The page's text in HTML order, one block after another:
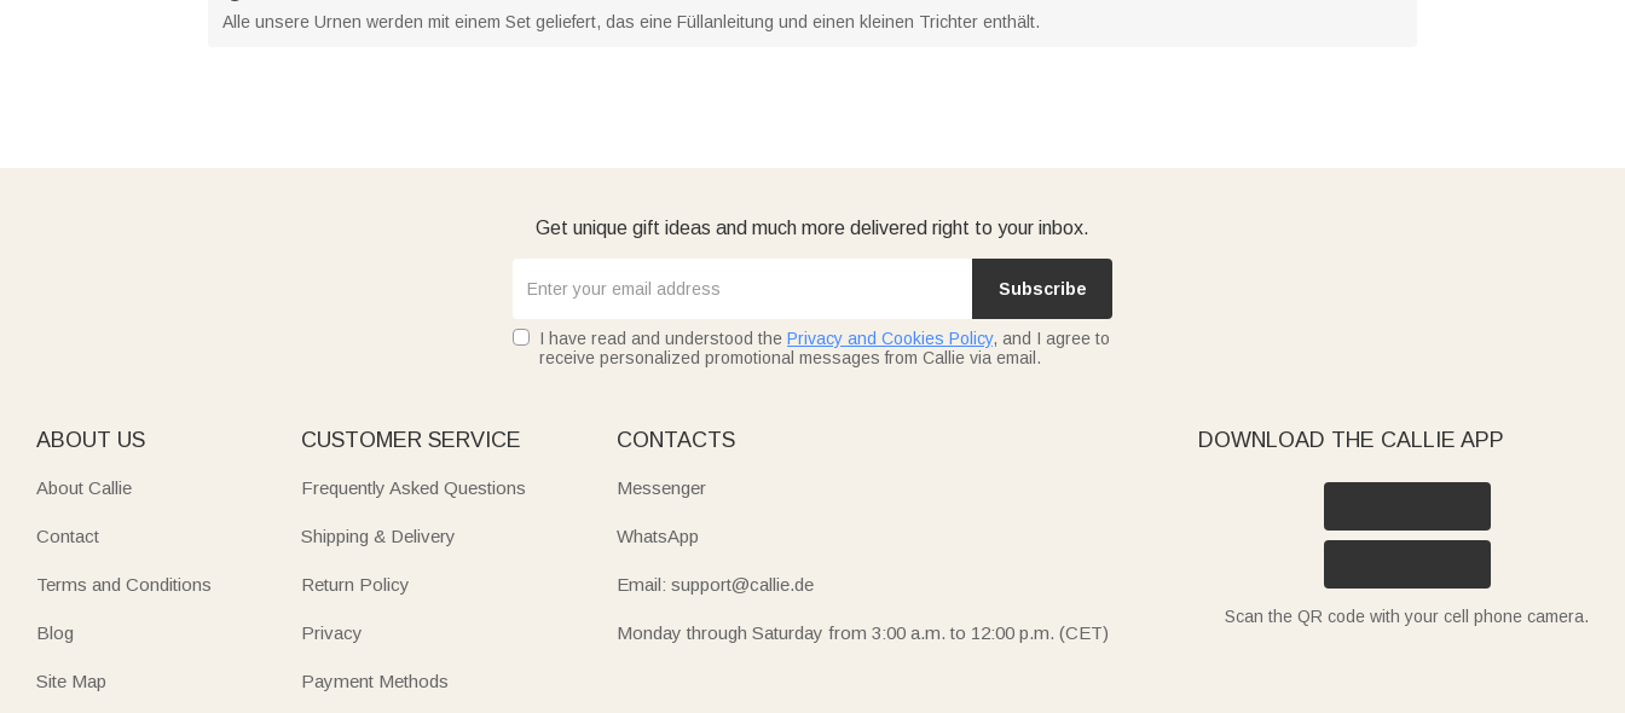
Alle unsere Urnen werden mit einem Set geliefert, das eine Füllanleitung und einen kleinen Trichter enthält.
Get unique gift ideas and much more delivered right to your inbox.
Subscribe
I have read and understood the Privacy and Cookies Policy, and I agree to
receive personalized promotional messages from Callie via email.
ABOUT US
About Callie
Contact
Terms and Conditions
Blog
Site Map
CUSTOMER SERVICE
Frequently Asked Questions
Shipping & Delivery
Return Policy
Privacy
Payment Methods
CONTACTS
Messenger
WhatsApp
Email: support@callie.de
Monday through Saturday from 3:00 a.m. to 12:00 p.m. (CET)
DOWNLOAD THE CALLIE APP
Scan the QR code with your cell phone camera.